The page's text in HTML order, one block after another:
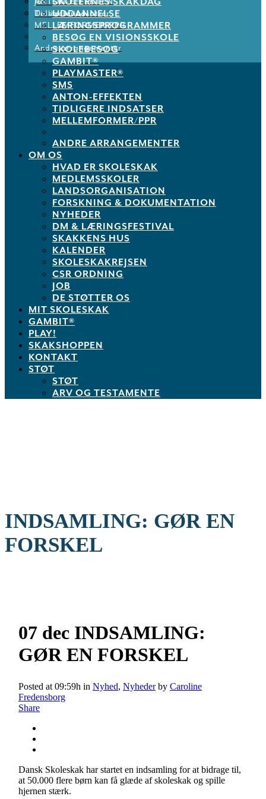
Tidligere indsatser
MELLEMFORMER/PPR
Andre arrangementer
De støtter os
UDDANNELSE
LÆRINGSPROGRAMMER
BESØG EN VISIONSSKOLE
SKOLEBESØG
GAMBIT®
PLAYMASTER®
SMS
ANTON-EFFEKTEN
TIDLIGERE INDSATSER
MELLEMFORMER/PPR
ANDRE ARRANGEMENTER
OM OS
HVAD ER SKOLESKAK
MEDLEMSSKOLER
LANDSORGANISATION
FORSKNING & DOKUMENTATION
NYHEDER
DM & LÆRINGSFESTIVAL
SKAKKENS HUS
KALENDER
SKOLESKAKREJSEN
CSR ORDNING
JOB
DE STØTTER OS
MIT SKOLESKAK
GAMBIT®
PLAY!
SKAKSHOPPEN
KONTAKT
STØT
STØT
ARV OG TESTAMENTE
INDSAMLING: GØR EN
FORSKEL
07 dec INDSAMLING:
GØR EN FORSKEL
Posted at 09:59h in Nyhed, Nyheder by Caroline
Fredensborg
Share
Dansk Skoleskak har startet en indsamling for at bidrage til,
at 50.000 flere børn kan få glæde af skoleskak og spille
hjernen stærk.